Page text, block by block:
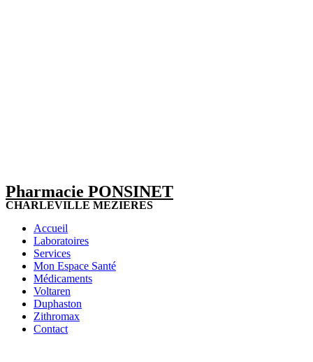
Pharmacie PONSINET
CHARLEVILLE MEZIERES
Accueil
Laboratoires
Services
Mon Espace Santé
Médicaments
Voltaren
Duphaston
Zithromax
Contact